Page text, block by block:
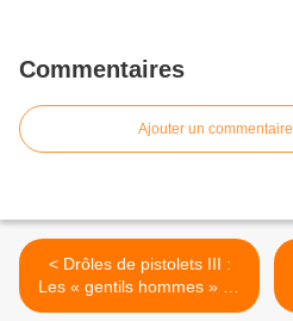
Commentaires
Ajouter un commentaire
< Drôles de pistolets III :
Les « gentils hommes » de
1846 !